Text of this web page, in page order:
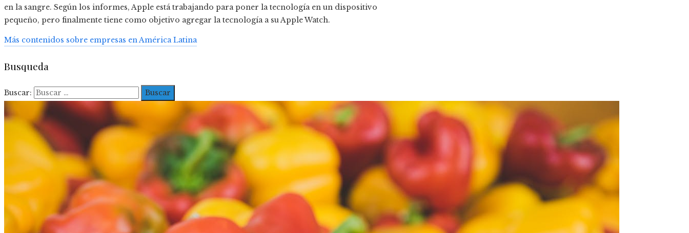
en la sangre. Según los informes, Apple está trabajando para poner la tecnología en un dispositivo
pequeño, pero finalmente tiene como objetivo agregar la tecnología a su Apple Watch.
Más contenidos sobre empresas en América Latina
Busqueda
Buscar: